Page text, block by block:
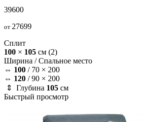
39600
от 27699
Сплит
100 × 105 см (2)
Ширина /Спальное место
⇔ 100 / 70 × 200
⇔ 120 /90 × 200
⇕ Глубина 105 см
Быстрый просмотр